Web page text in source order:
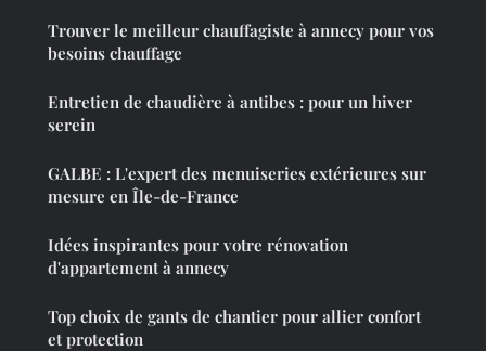
Trouver le meilleur chauffagiste à annecy pour vos
besoins chauffage
Entretien de chaudière à antibes : pour un hiver
serein
GALBE : L'expert des menuiseries extérieures sur
mesure en Île-de-France
Idées inspirantes pour votre rénovation
d'appartement à annecy
Top choix de gants de chantier pour allier confort
et protection